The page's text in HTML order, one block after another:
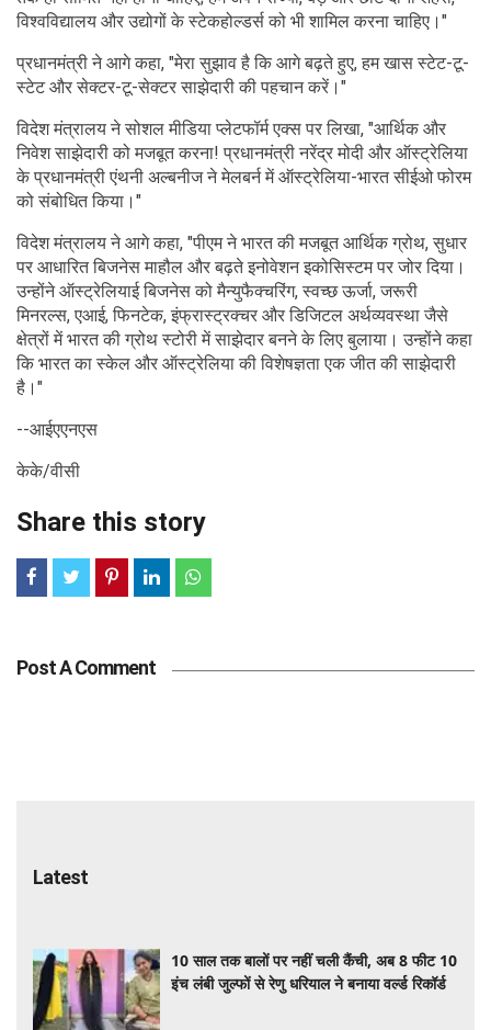
विश्वविद्यालय और उद्योगों के स्टेकहोल्डर्स को भी शामिल करना चाहिए।"
प्रधानमंत्री ने आगे कहा, "मेरा सुझाव है कि आगे बढ़ते हुए, हम खास स्टेट-टू-
स्टेट और सेक्टर-टू-सेक्टर साझेदारी की पहचान करें।"
विदेश मंत्रालय ने सोशल मीडिया प्लेटफॉर्म एक्स पर लिखा, "आर्थिक और
निवेश साझेदारी को मजबूत करना! प्रधानमंत्री नरेंद्र मोदी और ऑस्ट्रेलिया
के प्रधानमंत्री एंथनी अल्बनीज ने मेलबर्न में ऑस्ट्रेलिया-भारत सीईओ फोरम
को संबोधित किया।"
विदेश मंत्रालय ने आगे कहा, "पीएम ने भारत की मजबूत आर्थिक ग्रोथ, सुधार
पर आधारित बिजनेस माहौल और बढ़ते इनोवेशन इकोसिस्टम पर जोर दिया।
उन्होंने ऑस्ट्रेलियाई बिजनेस को मैन्युफैक्चरिंग, स्वच्छ ऊर्जा, जरूरी
मिनरल्स, एआई, फिनटेक, इंफ्रास्ट्रक्चर और डिजिटल अर्थव्यवस्था जैसे
क्षेत्रों में भारत की ग्रोथ स्टोरी में साझेदार बनने के लिए बुलाया। उन्होंने कहा
कि भारत का स्केल और ऑस्ट्रेलिया की विशेषज्ञता एक जीत की साझेदारी
है।"
--आईएएनएस
केके/वीसी
Share this story
Post A Comment
Latest
10 साल तक बालों पर नहीं चली कैंची, अब 8 फीट 10
इंच लंबी जुल्फों से रेणु धरियाल ने बनाया वर्ल्ड रिकॉर्ड